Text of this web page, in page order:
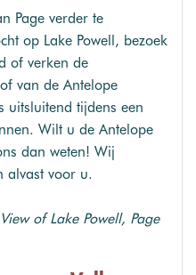
Page verder te
op Lake Powell, bezoek
of verken de
van de Antelope
uitsluitend tijdens een
Wilt u de Antelope
dan weten! Wij
alvast voor u.
of Lake Powell, Page